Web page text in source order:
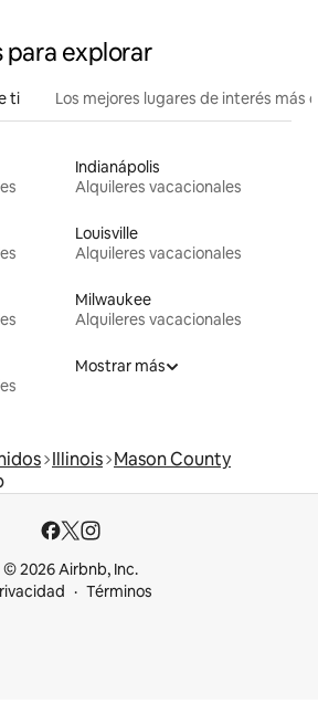
para explorar
ti Los mejores lugares de interés más
Indianápolis
Alquileres vacacionales
Louisville
Alquileres vacacionales
Milwaukee
Alquileres vacacionales
Mostrar más
Illinois Mason County
© 2026 Airbnb, Inc.
Términos